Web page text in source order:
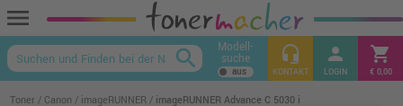
menu
keyboard_arrow_up
search Modell-
suche headset_mic
KONTAKT
person
LOGIN
shopping_cart
€ 0,00
Toner Canon imageRUNNER imageRUNNER Advance C 5030 i